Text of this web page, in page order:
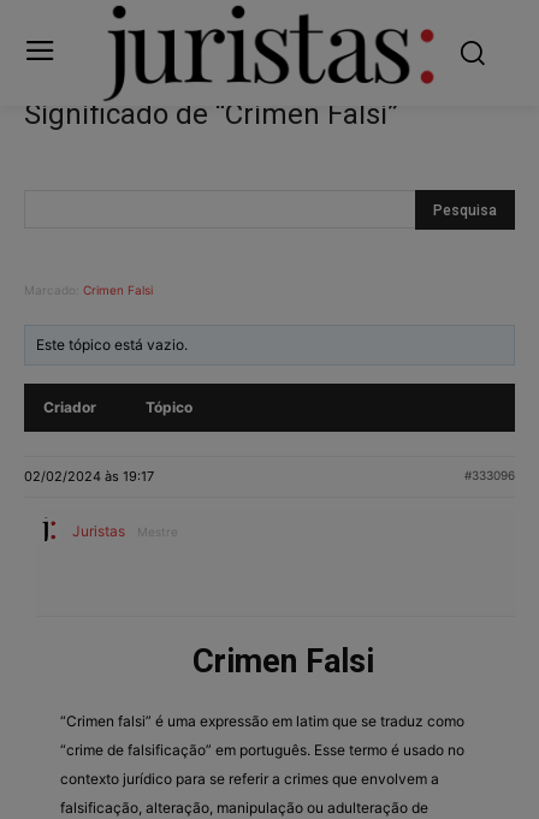
Significado de “Crimen Falsi”
Marcado: Crimen Falsi
Este tópico está vazio.
Criador Tópico
02/02/2024 às 19:17 #333096
Juristas Mestre
Crimen Falsi
“Crimen falsi” é uma expressão em latim que se traduz como
“crime de falsificação” em português. Esse termo é usado no
contexto jurídico para se referir a crimes que envolvem a
falsificação, alteração, manipulação ou adulteração de